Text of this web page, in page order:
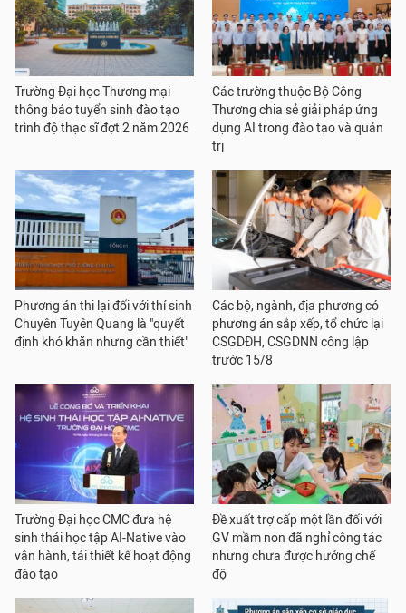
Trường Đại học Thương mại
thông báo tuyển sinh đào tạo
trình độ thạc sĩ đợt 2 năm 2026
Các trường thuộc Bộ Công
Thương chia sẻ giải pháp ứng
dụng AI trong đào tạo và quản
trị
Phương án thi lại đối với thí sinh
Chuyên Tuyên Quang là "quyết
định khó khăn nhưng cần thiết"
Các bộ, ngành, địa phương có
phương án sắp xếp, tổ chức lại
CSGDĐH, CSGDNN công lập
trước 15/8
Trường Đại học CMC đưa hệ
sinh thái học tập AI-Native vào
vận hành, tái thiết kế hoạt động
đào tạo
Đề xuất trợ cấp một lần đối với
GV mầm non đã nghỉ công tác
nhưng chưa được hưởng chế
độ